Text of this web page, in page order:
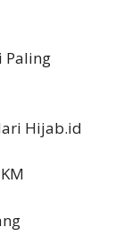
Paling
Hijab.id